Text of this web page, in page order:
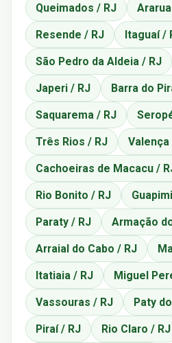
Queimados / RJ
Resende / RJ Itaguaí /
São Pedro da Aldeia / RJ
Japeri / RJ Barra do
Saquarema / RJ
Três Rios / RJ Valença
Cachoeiras de Macacu /
Rio Bonito / RJ
Paraty / RJ Armação
Arraial do Cabo / RJ
Itatiaia / RJ Miguel
Vassouras / RJ Paty
Piraí / RJ Rio Claro / RJ